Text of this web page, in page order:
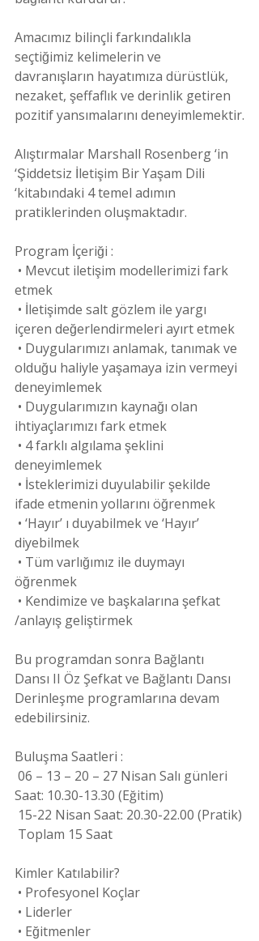
Amacımız bilinçli farkındalıkla
seçtiğimiz kelimelerin ve
davranışların hayatımıza dürüstlük,
nezaket, şeffaflık ve derinlik getiren
pozitif yansımalarını deneyimlemektir.
Alıştırmalar Marshall Rosenberg ‘in
‘Şiddetsiz İletişim Bir Yaşam Dili
‘kitabındaki 4 temel adımın
pratiklerinden oluşmaktadır.
Program İçeriği :
etmek
içeren değerlendirmeleri ayırt etmek
olduğu haliyle yaşamaya izin vermeyi
deneyimlemek
ihtiyaçlarımızı fark etmek
deneyimlemek
ifade etmenin yollarını öğrenmek
diyebilmek
öğrenmek
/anlayış geliştirmek
Bu programdan sonra Bağlantı
Dansı II Öz Şefkat ve Bağlantı Dansı
Derinleşme programlarına devam
edebilirsiniz.
Buluşma Saatleri :
Saat: 10.30-13.30 (Eğitim)
15-22 Nisan Saat: 20.30-22.00 (Pratik)
Toplam 15 Saat
Kimler Katılabilir?
• Profesyonel Koçlar
• Liderler
• Eğitmenler